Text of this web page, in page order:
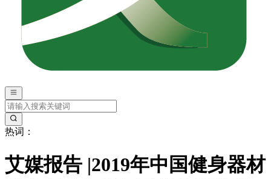
热词：
艾媒报告 |2019年中国健身器材